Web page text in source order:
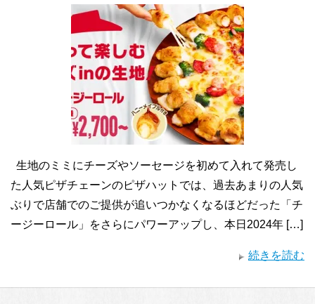
生地のミミにチーズやソーセージを初めて入れて発売し
た人気ピザチェーンのピザハットでは、過去あまりの人気
ぶりで店舗でのご提供が追いつかなくなるほどだった「チ
ージーロール」をさらにパワーアップし、本日2024年 […]
続きを読む